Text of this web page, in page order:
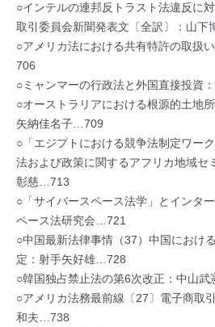
○インテルの連邦反トラスト法違反に
取引委員会新聞発表文〔全訳〕：山
○アメリカ法における共有特許の取扱
706
○ミャンマーの行政法と外国直接投資
○オーストラリアにおける根源的土地
矢納佳名子…709
○「エジプトにおける競争法制定ワー
法および政策に関するアフリカ地域セ
彰慈…713
○「サイバースペース法学」とインタ
ペース法研究会…721
○中国最新法律事情（37）中国におけ
定：射手矢好雄…728
○韓国独占禁止法の第6次改正：中山
○アメリカ法務最前線〔27〕電子商取
和夫…738